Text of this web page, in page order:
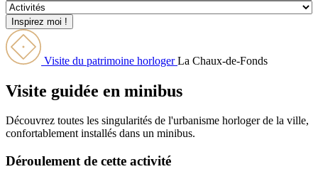
Visite du patrimoine horloger La Chaux-de-Fonds
Visite guidée en minibus
Découvrez toutes les singularités de l'urbanisme horloger de la ville,
confortablement installés dans un minibus.
Déroulement de cette activité